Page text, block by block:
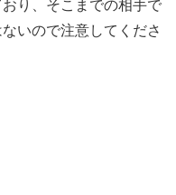
り、そこまでの相手で
いので注意してくださ